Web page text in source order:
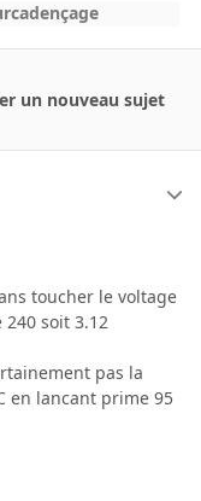
un nouveau sujet
toucher le voltage
soit 3.12
pas la
en lancant prime 95